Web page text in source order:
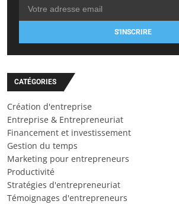
S'INSCRIRE
CATÉGORIES
Création d'entreprise
Entreprise & Entrepreneuriat
Financement et investissement
Gestion du temps
Marketing pour entrepreneurs
Productivité
Stratégies d'entrepreneuriat
Témoignages d'entrepreneurs